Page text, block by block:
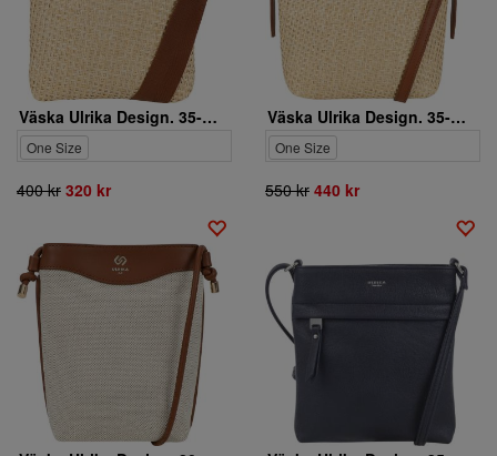
Väska Ulrika Design. 35-9188-2
One Size
400 kr 320 kr
Väska Ulrika Design. 35-9189-2
One Size
550 kr 440 kr